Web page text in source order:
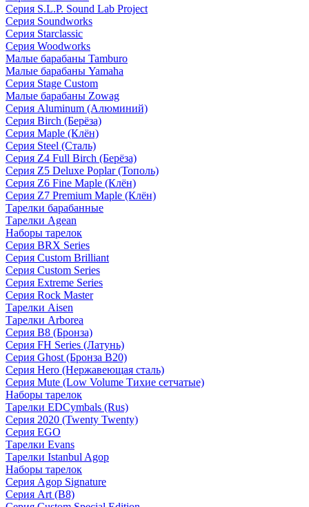
Серия S.L.P. Sound Lab Project
Серия Soundworks
Серия Starclassic
Серия Woodworks
Малые барабаны Tamburo
Малые барабаны Yamaha
Серия Stage Custom
Малые барабаны Zowag
Серия Aluminum (Алюминий)
Серия Birch (Берёза)
Серия Maple (Клён)
Серия Steel (Сталь)
Серия Z4 Full Birch (Берёза)
Серия Z5 Deluxe Poplar (Тополь)
Серия Z6 Fine Maple (Клён)
Серия Z7 Premium Maple (Клён)
Тарелки барабанные
Тарелки Agean
Наборы тарелок
Серия BRX Series
Серия Custom Brilliant
Серия Custom Series
Серия Extreme Series
Серия Rock Master
Тарелки Aisen
Тарелки Arborea
Серия B8 (Бронза)
Серия FH Series (Латунь)
Серия Ghost (Бронза B20)
Серия Hero (Нержавеющая сталь)
Серия Mute (Low Volume Тихие сетчатые)
Наборы тарелок
Тарелки EDCymbals (Rus)
Серия 2020 (Twenty Twenty)
Серия EGO
Тарелки Evans
Тарелки Istanbul Agop
Наборы тарелок
Серия Agop Signature
Серия Art (B8)